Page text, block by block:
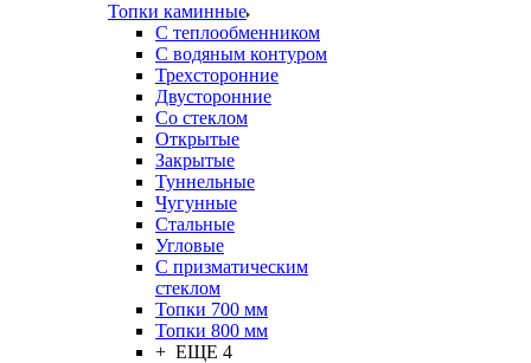
Топки каминные
С теплообменником
С водяным контуром
Трехсторонние
Двусторонние
Со стеклом
Открытые
Закрытые
Туннельные
Чугунные
Стальные
Угловые
С призматическим
стеклом
Топки 700 мм
Топки 800 мм
+ ЕЩЕ 4